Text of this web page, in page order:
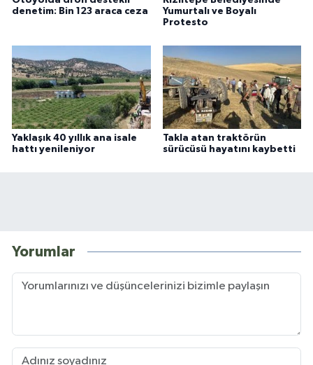
denetim: Bin 123 araca ceza
Yumurtalı ve Boyalı
Protesto
Yaklaşık 40 yıllık ana isale
hattı yenileniyor
Takla atan traktörün
sürücüsü hayatını kaybetti
Yorumlar